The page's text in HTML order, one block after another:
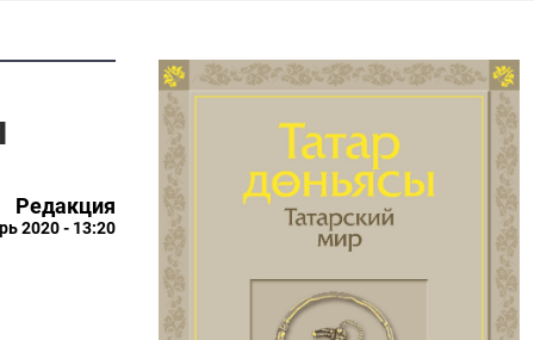
Редакция
2020 - 13:20